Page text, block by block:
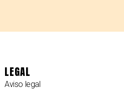
LEGAL
Aviso legal